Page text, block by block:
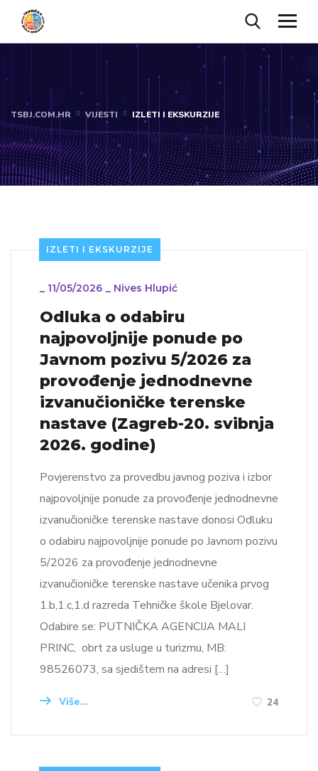
TSBJ.COM.HR VIJESTI IZLETI I EKSKURZIJE
IZLETI I EKSKURZIJE
_ 11/05/2026 _ Nives Hlupić
Odluka o odabiru
najpovoljnije ponude po
Javnom pozivu 5/2026 za
provođenje jednodnevne
izvanučioničke terenske
nastave (Zagreb-20. svibnja
2026. godine)
Povjerenstvo za provedbu javnog poziva i izbor
najpovoljnije ponude za provođenje jednodnevne
izvanučioničke terenske nastave donosi Odluku
o odabiru najpovoljnije ponude po Javnom pozivu
5/2026 za provođenje jednodnevne
izvanučioničke terenske nastave učenika prvog
1.b,1.c,1.d razreda Tehničke škole Bjelovar.
Odabire se: PUTNIČKA AGENCIJA MALI
PRINC, obrt za usluge u turizmu, MB:
98526073, sa sjedištem na adresi […]
Više... 24